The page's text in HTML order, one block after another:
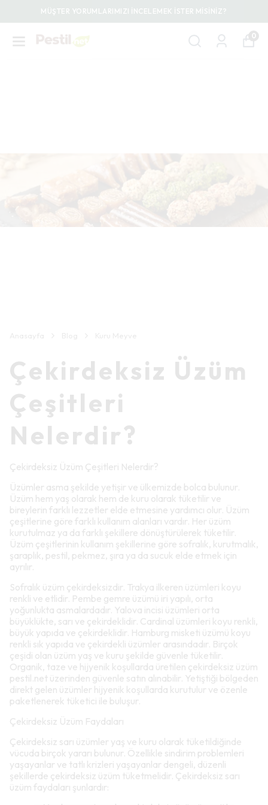
MÜŞTER YORUMLARIMIZI İNCELEMEK İSTER MİSİNİZ?
0
Çekirdeksiz Üzüm
Çeşitleri
Nelerdir?
Çekirdeksiz Üzüm Çeşitleri Nelerdir?
Üzümler asma şekilde yetişir ve ülkemizde bolca bulunur.
Üzüm hem yaş olarak hem de kuru olarak tüketilir ve
bireylerin farklı lezzetler elde etmesine yardımcı olur. Üzüm
çeşitlerine göre farklı kullanım alanları vardır. Her üzüm
kurutulmaz ya da farklı şekillere dönüştürülerek tüketilir.
Üzüm çeşitlerinin kullanım şekillerine göre sofralık, kurutmalık,
şaraplık, pestil, pekmez, şıra ya da sucuk elde etmek için
ayrılır.
Sofralık üzüm çekirdeksizdir. Trakya ilkeren üzümleri koyu
renkli ve etlidir. Pembe gemre üzümü iri yapılı, orta
yoğunlukta asmalardadır. Yalova incisi üzümleri orta
büyüklükte, sarı ve çekirdeklidir. Cardinal üzümleri koyu renkli,
büyük yapıda ve çekirdeklidir. Hamburg misketi üzümü koyu
renkli sık yapıda ve çekirdekli üzümler arasındadır. Birçok
çeşidi olan üzüm yaş ve kuru şekilde güvenle tüketilir.
Organik, taze ve hijyenik koşullarda üretilen çekirdeksiz üzüm
pestil.net üzerinden güvenle satın alınabilir. Yetiştiği bölgeden
direkt gelen üzümler hijyenik koşullarda kurutulur ve özenle
paketlenerek tüketici ile buluşur.
Çekirdeksiz Üzüm Faydaları
Çekirdeksiz sarı üzümler yaş ve kuru olarak tüketildiğinde
vücuda birçok yararı bulunur. Özellikle sindirim problemleri
yaşayanlar ve tatlı krizleri yaşayanlar dengeli, düzenli
şekillerde çekirdeksiz üzüm tüketmelidir. Çekirdeksiz sarı
üzüm faydaları şunlardır: